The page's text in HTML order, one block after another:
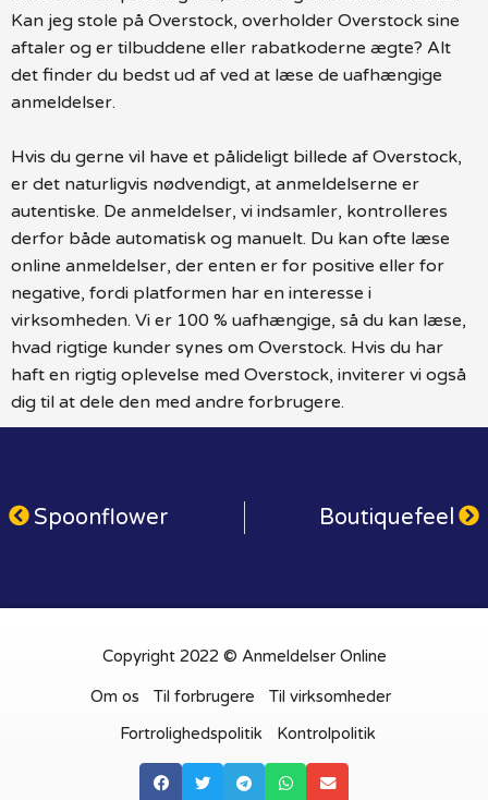
Kan jeg stole på Overstock, overholder Overstock sine
aftaler og er tilbuddene eller rabatkoderne ægte? Alt
det finder du bedst ud af ved at læse de uafhængige
anmeldelser.
Hvis du gerne vil have et pålideligt billede af Overstock,
er det naturligvis nødvendigt, at anmeldelserne er
autentiske. De anmeldelser, vi indsamler, kontrolleres
derfor både automatisk og manuelt. Du kan ofte læse
online anmeldelser, der enten er for positive eller for
negative, fordi platformen har en interesse i
virksomheden. Vi er 100 % uafhængige, så du kan læse,
hvad rigtige kunder synes om Overstock. Hvis du har
haft en rigtig oplevelse med Overstock, inviterer vi også
dig til at dele den med andre forbrugere.
Spoonflower Boutiquefeel
Copyright 2022 © Anmeldelser Online
Om os Til forbrugere
Til virksomheder
Fortrolighedspolitik
Kontrolpolitik